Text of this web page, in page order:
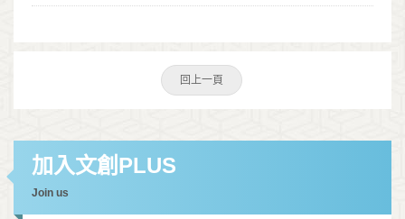
回上一頁
加入文創PLUS
Join us